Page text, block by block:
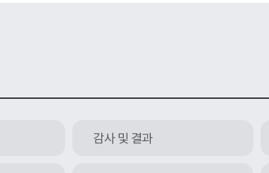
감사 및 결과